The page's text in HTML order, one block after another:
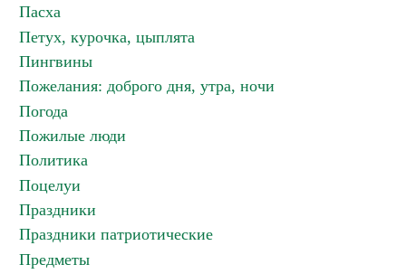
Пасха
Петух, курочка, цыплята
Пингвины
Пожелания: доброго дня, утра, ночи
Погода
Пожилые люди
Политика
Поцелуи
Праздники
Праздники патриотические
Предметы